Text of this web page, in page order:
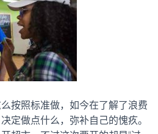
按照标准做，如今在了解了浪费
定做点什么，弥补自己的愧疚。